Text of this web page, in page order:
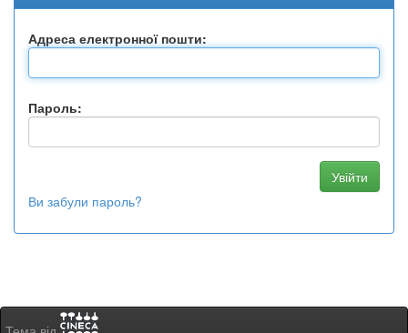
Адреса електронної пошти:
Пароль:
Ви забули пароль?